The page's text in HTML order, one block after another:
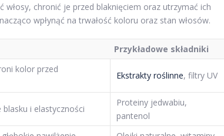
chronić je przed blaknięciem oraz utrzymać ich
wpłynąć na trwałość koloru oraz stan włosów.
Przykładowe składniki
kolor przed
Ekstrakty roślinne, filtry UV
i elastyczności
Proteiny jedwabiu,
pantenol